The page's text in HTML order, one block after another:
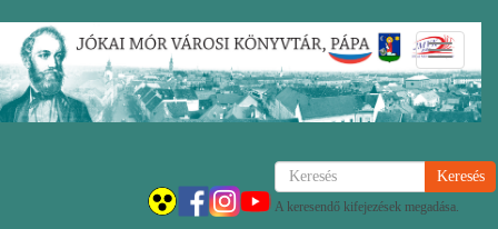
Ugrás
tartalomra
Keresés
A keresendő kifejezések megadása.